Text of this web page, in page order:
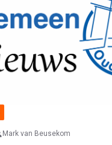
Mark van Beusekom